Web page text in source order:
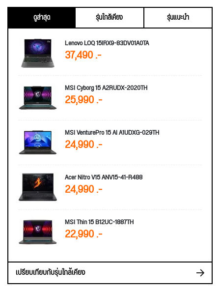
ดูล่าสุด รุ่นใกล้เคียง
รุ่นแนะนำ
Lenovo LOQ 15IRX9-83DV01A0TA
37,490 .-
MSI Cyborg 15 A2RUDX-2020TH
25,990 .-
MSI VenturePro 15 AI A1UDXG-029TH
24,990 .-
Acer Nitro V15 ANV15-41-R488
24,990 .-
MSI Thin 15 B12UC-1887TH
22,990 .-
เปรียบเทียบกับรุ่นใกล้เคียง